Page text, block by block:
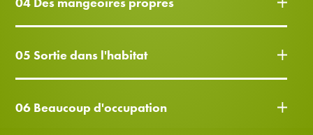
05 Sortie dans l'habitat
06 Beaucoup d'occupation